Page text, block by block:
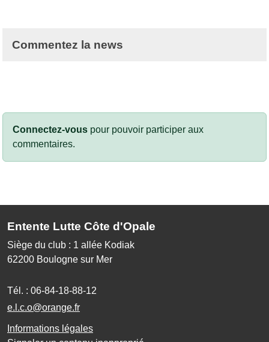
Commentez la news
Connectez-vous pour pouvoir participer aux
commentaires.
Entente Lutte Côte d'Opale
Siège du club : 1 allée Kodiak
62200 Boulogne sur Mer
Tél. : 06-84-18-88-12
e.l.c.o@orange.fr
Informations légales